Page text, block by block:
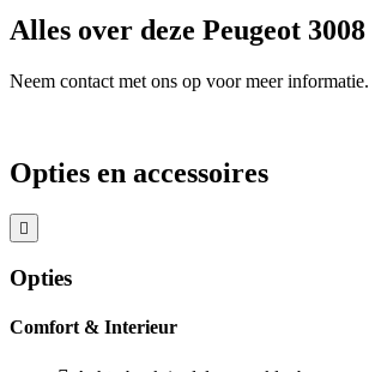
Alles over deze Peugeot 3008
Neem contact met ons op voor meer informatie.
Opties en accessoires
Opties
Comfort & Interieur